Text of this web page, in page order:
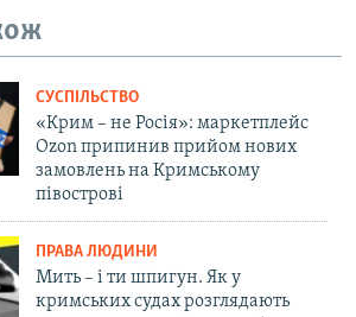
СУСПІЛЬСТВО
«Крим – не Росія»: маркетплейс
Ozon припинив прийом нових
замовлень на Кримському
півострові
ПРАВА ЛЮДИНИ
Мить – і ти шпигун. Як у
кримських судах розглядають